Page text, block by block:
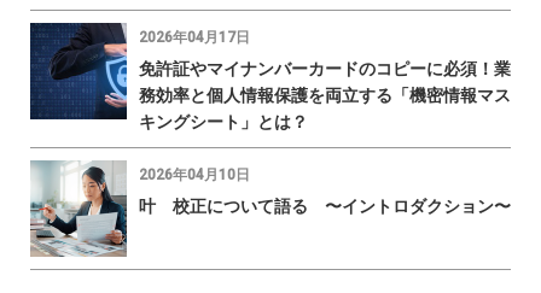
2026年04月17日
免許証やマイナンバーカードのコピーに必須！業
務効率と個人情報保護を両立する「機密情報マス
キングシート」とは？
2026年04月10日
叶 校正について語る 〜イントロダクション〜